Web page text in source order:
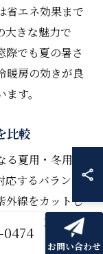
省エネ効果まで
大きな魅力で
際でも夏の暑さ
暖房の効きが良
す。
比較
夏用・冬用の
応するバランス
外線をカットし
を軽減して暖房
0474
お問い合わせ